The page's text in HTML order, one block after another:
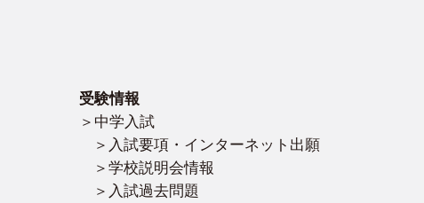
受験情報
中学入試
入試要項・インターネット出願
学校説明会情報
入試過去問題